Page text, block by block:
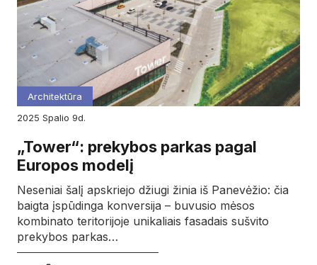
Architektūra
2025
spalio 9d.
„Tower“: prekybos parkas pagal
Europos modelį
Neseniai šalį apskriejo džiugi žinia iš Panevėžio: čia
baigta įspūdinga konversija – buvusio mėsos
kombinato teritorijoje unikaliais fasadais sušvito
prekybos parkas…